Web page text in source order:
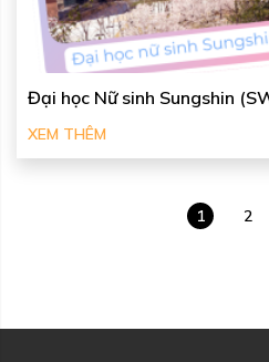
Đại học Nữ sinh Sungshin
XEM THÊM
1 2